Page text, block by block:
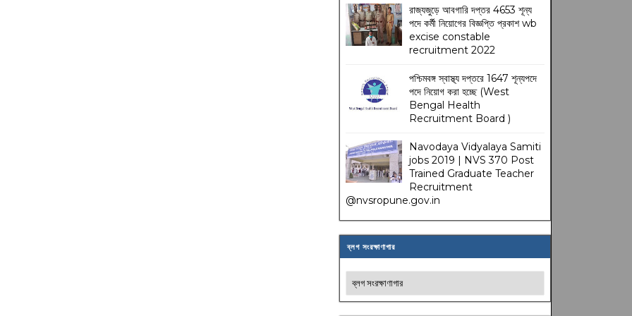
রাজ্যজুড়ে আবগারি দপ্তর 4653 শূন্য
পদে কর্মী নিয়োগের বিজ্ঞপ্তি প্রকাশ wb
excise constable
recruitment 2022
পশ্চিমবঙ্গ স্বাস্থ্য দপ্তরে 1647 শূন্যপদে
পদে নিয়োগ করা হচ্ছে (West
Bengal Health
Recruitment Board )
Navodaya Vidyalaya Samiti
jobs 2019 | NVS 370 Post
Trained Graduate Teacher
Recruitment
@nvsropune.gov.in
ব্লগ সংরক্ষাণাগার